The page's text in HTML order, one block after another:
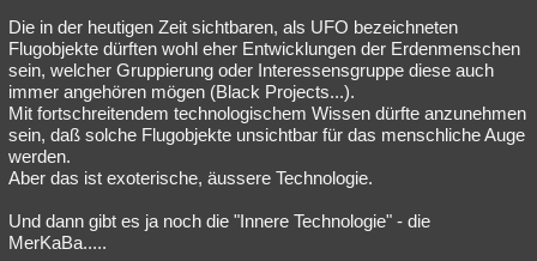
Astronomie Helpdesk Gruppen Gaming Filme
Musik Clash Verbesserungen Allmystery English
Übersichten
Besucht Teilgenommen Alle Neue
Lesenswert Schlüsselwörter
Die in der heutigen Zeit sichtbaren, als UFO bezeichneten
Flugobjekte dürften wohl eher Entwicklungen der Erdenmenschen
sein, welcher Gruppierung oder Interessensgruppe diese auch
immer angehören mögen (Black Projects...).
Mit fortschreitendem technologischem Wissen dürfte anzunehmen
sein, daß solche Flugobjekte unsichtbar für das menschliche Auge
werden.
Aber das ist exoterische, äussere Technologie.
Und dann gibt es ja noch die "Innere Technologie" - die
MerKaBa.....